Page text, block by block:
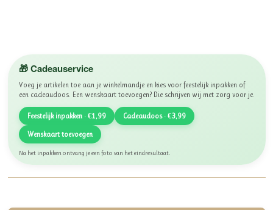
🎁 Cadeauservice
Voeg je artikelen toe aan je winkelmandje en kies voor feestelijk inpakken of
een cadeaudoos. Een wenskaart toevoegen? Die schrijven wij met zorg voor je.
Feestelijk inpakken · €1,99 Cadeaudoos · €3,99
Wenskaart toevoegen
Na het inpakken ontvang je een foto van het eindresultaat.